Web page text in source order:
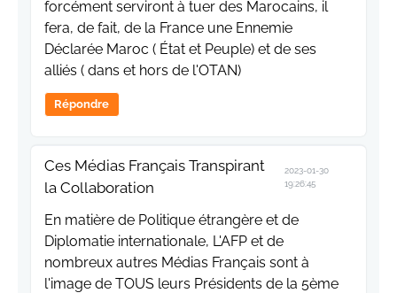
forcément serviront à tuer des Marocains, il
fera, de fait, de la France une Ennemie
Déclarée Maroc ( État et Peuple) et de ses
alliés ( dans et hors de l'OTAN)
Répondre
Ces Médias Français Transpirant
la Collaboration
2023-01-30
19:26:45
En matière de Politique étrangère et de
Diplomatie internationale, L'AFP et de
nombreux autres Médias Français sont à
l'image de TOUS leurs Présidents de la 5ème